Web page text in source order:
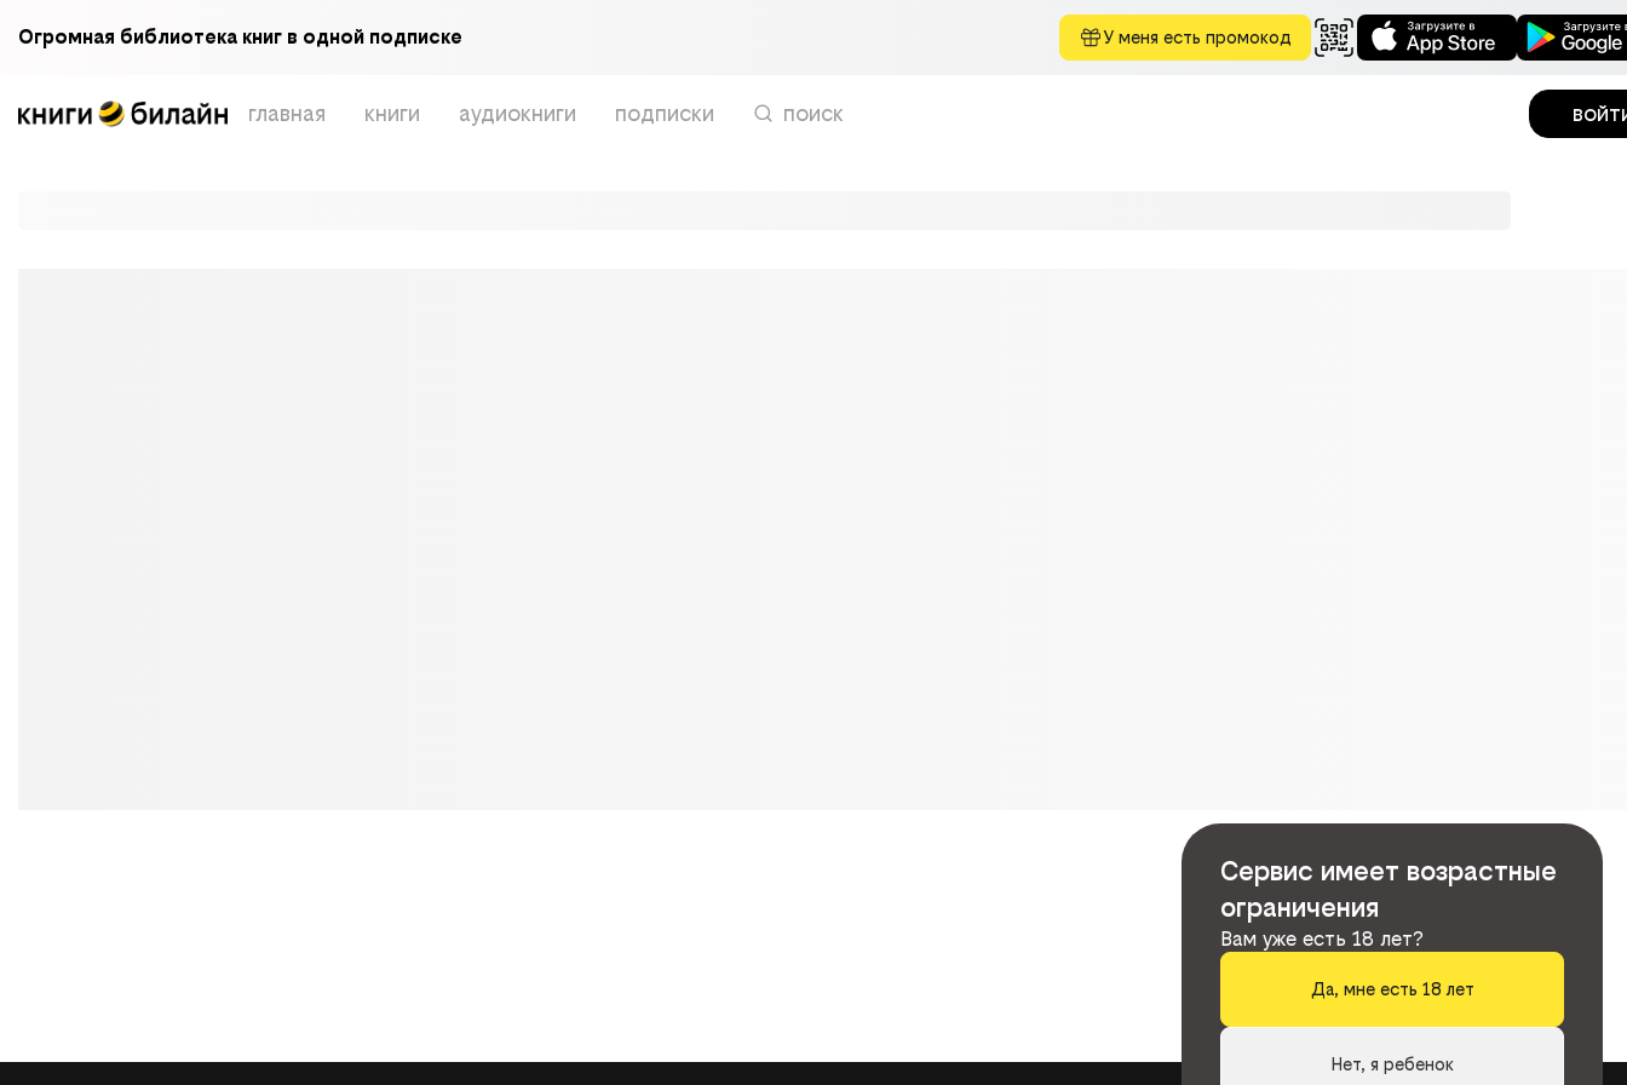
Огромная библиотека книг в одной подписке У меня есть промокод
главная книги аудиокниги подписки поиск
Сервис имеет возрастные
ограничения
Вам уже есть 18 лет?
Да, мне есть 18 лет
Нет, я ребенок